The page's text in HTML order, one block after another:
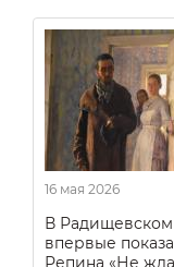
16 мая 2026
В Радищевском
впервые
Репина «Не